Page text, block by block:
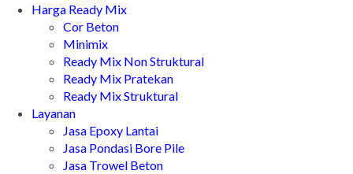
Harga Ready Mix
Cor Beton
Minimix
Ready Mix Non Struktural
Ready Mix Pratekan
Ready Mix Struktural
Layanan
Jasa Epoxy Lantai
Jasa Pondasi Bore Pile
Jasa Trowel Beton